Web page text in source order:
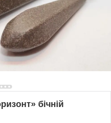
бічній